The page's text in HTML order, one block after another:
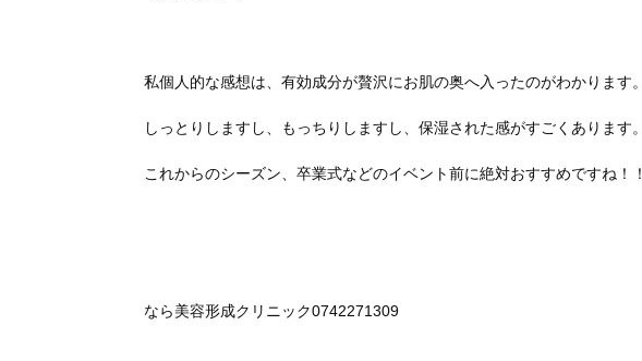
私個人的な感想は、有効成分が贅沢にお肌の奥へ入ったのがわかります。
しっとりしますし、もっちりしますし、保湿された感がすごくあります。
これからのシーズン、卒業式などのイベント前に絶対おすすめですね！！
なら美容形成クリニック0742271309